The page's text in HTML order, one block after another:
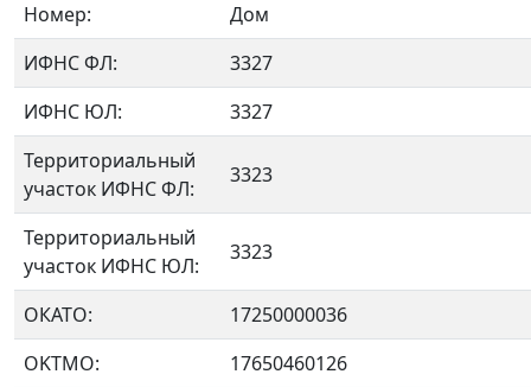
Номер:
Дом
ИФНС ФЛ:
3327
ИФНС ЮЛ:
3327
Территориальный
участок ИФНС ФЛ:
3323
Территориальный
участок ИФНС ЮЛ:
3323
ОКАТО:
17250000036
OKTMO:
17650460126